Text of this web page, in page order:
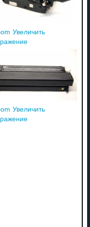
Увеличить
Увеличить